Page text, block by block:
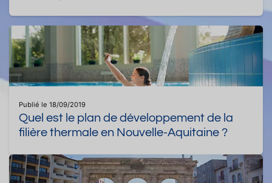
Publié le 18/09/2019
Quel est le plan de développement de la
filière thermale en Nouvelle-Aquitaine ?